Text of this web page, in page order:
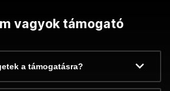
vagyok támogató
a támogatásra?